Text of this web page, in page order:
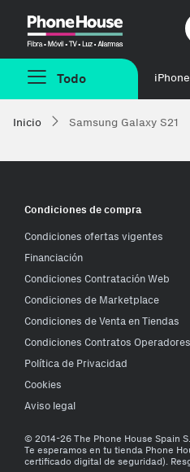
Todo iPhone
Inicio Samsung Galaxy S21
Condiciones de compra
Condiciones ofertas vigentes
Financiación
Condiciones Contratación Web
Condiciones de Marketplace
Condiciones de Venta en Tiendas
Condiciones Contratos Operadores
Política de Privacidad
Cookies
Aviso legal
© 2014-26 The Phone House Spain
Te esperamos en tu tienda Phone
certificado digital de seguridad).